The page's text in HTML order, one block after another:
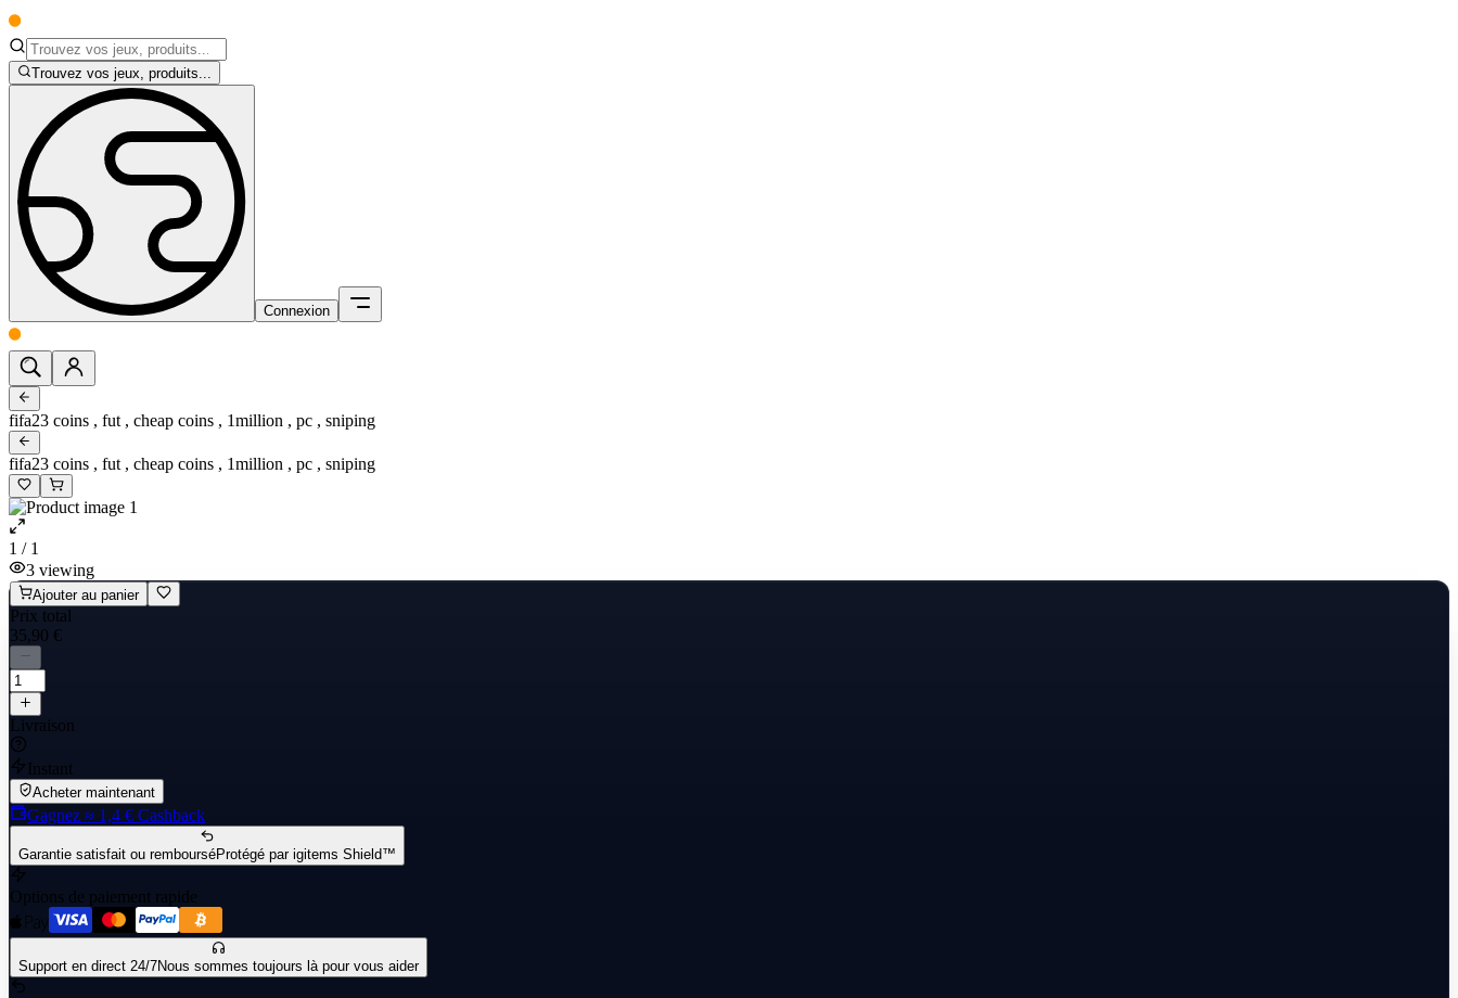
Trouvez vos jeux, produits...
Connexion
fifa23 coins , fut , cheap coins , 1million , pc , sniping
fifa23 coins , fut , cheap coins , 1million , pc , sniping
1 / 1
3 viewing
Ajouter au panier
Prix total
35,90 €
Livraison
Instant
Acheter maintenant
Gagnez ≈ 1,4 € Cashback
Garantie satisfait ou rembourséProtégé par igitems Shield™
Options de paiement rapide
Support en direct 24/7Nous sommes toujours là pour vous aider